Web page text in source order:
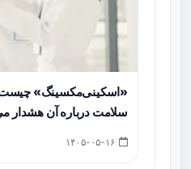
«اسکینی‌مکسینگ» چیست
سلامت درباره آن هشدار